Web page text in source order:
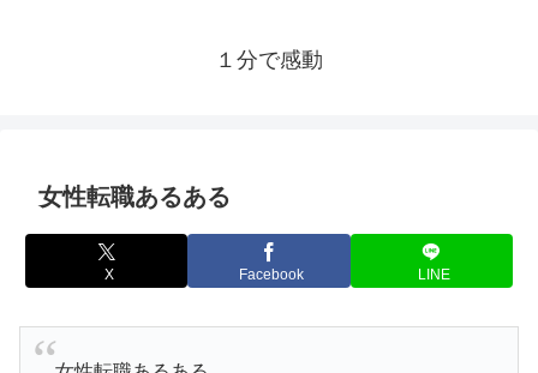
１分で感動
女性転職あるある
X Facebook LINE